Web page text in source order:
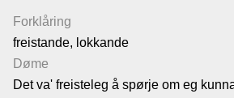
Forklåring
freistande, lokkande
Døme
Det va' freisteleg å spørje om eg
vallemålet
Gjestebok